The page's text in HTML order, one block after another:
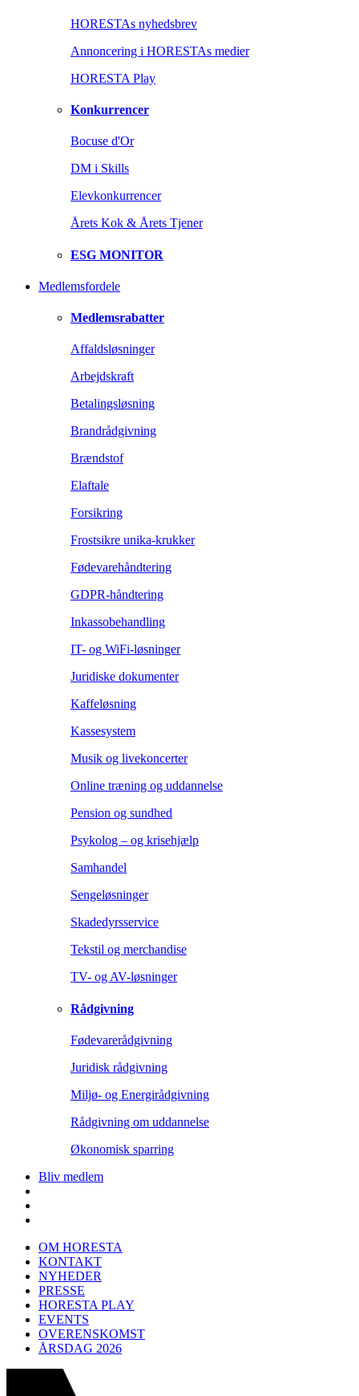
HORESTAs nyhedsbrev
Annoncering i HORESTAs medier
HORESTA Play
Konkurrencer
Bocuse d'Or
DM i Skills
Elevkonkurrencer
Årets Kok & Årets Tjener
ESG MONITOR
Medlemsfordele
Medlemsrabatter
Affaldsløsninger
Arbejdskraft
Betalingsløsning
Brandrådgivning
Brændstof
Elaftale
Forsikring
Frostsikre unika-krukker
Fødevarehåndtering
GDPR-håndtering
Inkassobehandling
IT- og WiFi-løsninger
Juridiske dokumenter
Kaffeløsning
Kassesystem
Musik og livekoncerter
Online træning og uddannelse
Pension og sundhed
Psykolog – og krisehjælp
Samhandel
Sengeløsninger
Skadedyrsservice
Tekstil og merchandise
TV- og AV-løsninger
Rådgivning
Fødevarerådgivning
Juridisk rådgivning
Miljø- og Energirådgivning
Rådgivning om uddannelse
Økonomisk sparring
Bliv medlem
OM HORESTA
KONTAKT
NYHEDER
PRESSE
HORESTA PLAY
EVENTS
OVERENSKOMST
ÅRSDAG 2026